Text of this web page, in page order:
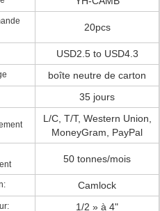
20pcs
USD2.5 to USD4.3
boîte neutre de carton
35 jours
L/C, T/T, Western Union,
MoneyGram, PayPal
50 tonnes/mois
Camlock
1/2 » à 4"